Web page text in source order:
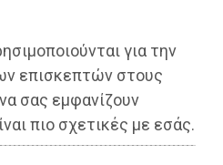
για την
επισκεπτών στους
σας εμφανίζουν
πιο σχετικές με εσάς.
της
Δήμο Ραφήνας-